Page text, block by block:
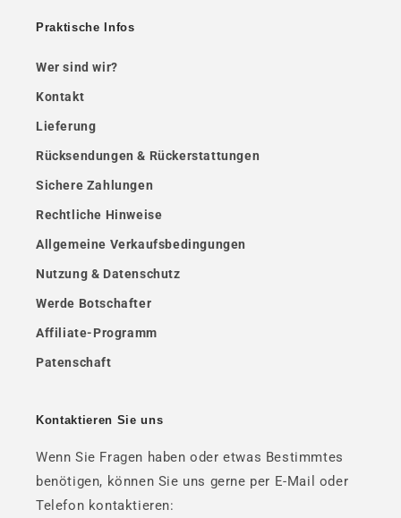
Praktische Infos
Wer sind wir?
Kontakt
Lieferung
Rücksendungen & Rückerstattungen
Sichere Zahlungen
Rechtliche Hinweise
Allgemeine Verkaufsbedingungen
Nutzung & Datenschutz
Werde Botschafter
Affiliate-Programm
Patenschaft
Kontaktieren Sie uns
Wenn Sie Fragen haben oder etwas Bestimmtes
benötigen, können Sie uns gerne per E-Mail oder
Telefon kontaktieren: